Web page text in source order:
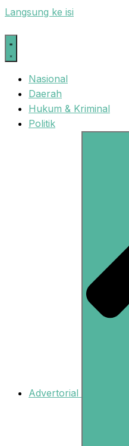
Langsung ke isi
Nasional
Daerah
Hukum & Kriminal
Politik
Advertorial